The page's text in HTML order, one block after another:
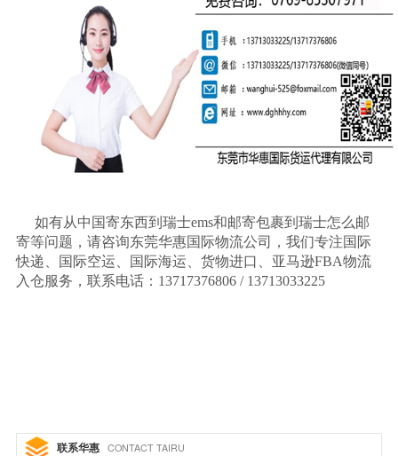
如有从中国寄东西到瑞士ems和邮寄包裹到瑞士怎么邮
寄等问题，请咨询东莞华惠国际物流公司，我们专注国际
快递、国际空运、国际海运、货物进口、亚马逊FBA物流
入仓服务，联系电话： 13717376806 / 13713033225
联系华惠 CONTACT TAIRU